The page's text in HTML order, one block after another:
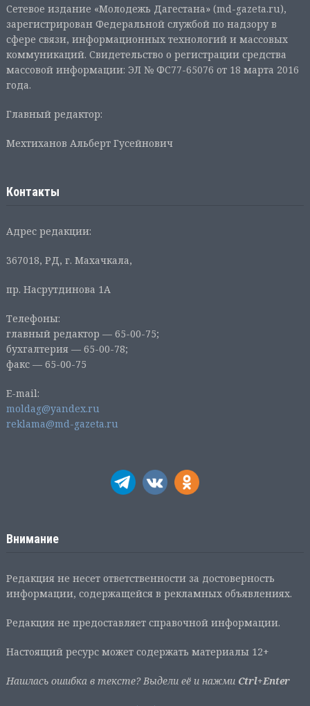
Сетевое издание «Молодежь Дагестана» (md-gazeta.ru),
зарегистрирован Федеральной службой по надзору в
сфере связи, информационных технологий и массовых
коммуникаций. Свидетельство о регистрации средства
массовой информации: ЭЛ № ФС77-65076 от 18 марта 2016
года.
Главный редактор:
Мехтиханов Альберт Гусейнович
Контакты
Адрес редакции:
367018, РД, г. Махачкала,
пр. Насрутдинова 1А
Телефоны:
главный редактор — 65-00-75;
бухгалтерия — 65-00-78;
факс — 65-00-75
E-mail:
moldag@yandex.ru
reklama@md-gazeta.ru
Внимание
Редакция не несет ответственности за достоверность
информации, содержащейся в рекламных объявлениях.
Редакция не предоставляет справочной информации.
Настоящий ресурс может содержать материалы 12+
Нашлась ошибка в тексте? Выдели её и нажми Ctrl+Enter